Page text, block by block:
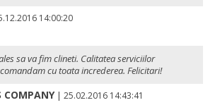
14:00:20
sa va fim clineti. Calitatea serviciilor
cu toata increderea. Felicitari!
COMPANY| 25.02.2016 14:43:41